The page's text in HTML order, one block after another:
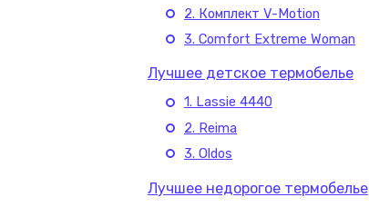
2. Комплект V-Motion
3. Comfort Extreme Woman
Лучшее детское термобелье
1. Lassie 4440
2. Reima
3. Oldos
Лучшее недорогое термобелье